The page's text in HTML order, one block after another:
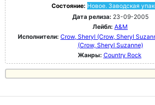
Состояние: Новое. Заводская
Дата релиза: 23-09-2005
Лейбл: A&M
Исполнители: Crow, Sheryl (Crow, Sheryl
(Crow, Sheryl Suzanne)
Жанры: Country Rock